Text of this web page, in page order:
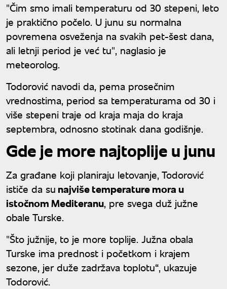
"Čim smo imali temperaturu od 30 stepeni, leto
je praktično počelo. U junu su normalna
povremena osveženja na svakih pet-šest dana,
ali letnji period je već tu", naglasio je
meteorolog.
Todorović navodi da, pema prosečnim
vrednostima, period sa temperaturama od 30 i
više stepeni traje od kraja maja do kraja
septembra, odnosno stotinak dana godišnje.
Gde je more najtoplije u junu
Za građane koji planiraju letovanje, Todorović
ističe da su najviše temperature mora u
istočnom Mediteranu, pre svega duž južne
obale Turske.
"Što južnije, to je more toplije. Južna obala
Turske ima prednost i početkom i krajem
sezone, jer duže zadržava toplotu“, ukazuje
Todorović.